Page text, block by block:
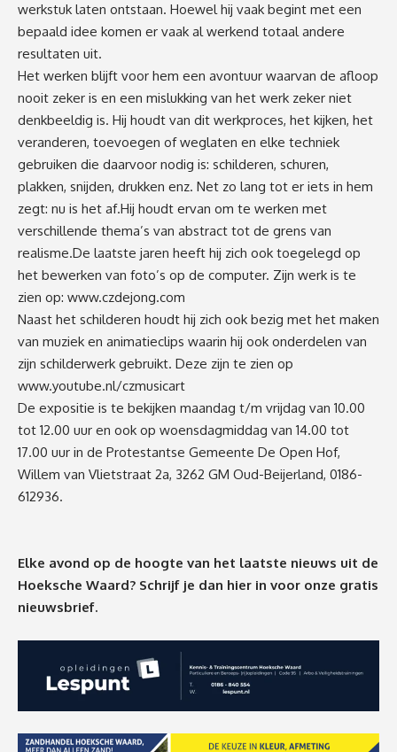
werkstuk laten ontstaan. Hoewel hij vaak begint met een
bepaald idee komen er vaak al werkend totaal andere
resultaten uit.
Het werken blijft voor hem een avontuur waarvan de afloop
nooit zeker is en een mislukking van het werk zeker niet
denkbeeldig is. Hij houdt van dit werkproces, het kijken, het
veranderen, toevoegen of weglaten en elke techniek
gebruiken die daarvoor nodig is: schilderen, schuren,
plakken, snijden, drukken enz. Net zo lang tot er iets in hem
zegt: nu is het af.Hij houdt ervan om te werken met
verschillende thema’s van abstract tot de grens van
realisme.De laatste jaren heeft hij zich ook toegelegd op
het bewerken van foto’s op de computer. Zijn werk is te
zien op: www.czdejong.com
Naast het schilderen houdt hij zich ook bezig met het maken
van muziek en animatieclips waarin hij ook onderdelen van
zijn schilderwerk gebruikt. Deze zijn te zien op
www.youtube.nl/czmusicart
De expositie is te bekijken maandag t/m vrijdag van 10.00
tot 12.00 uur en ook op woensdagmiddag van 14.00 tot
17.00 uur in de Protestantse Gemeente De Open Hof,
Willem van Vlietstraat 2a, 3262 GM Oud-Beijerland, 0186-
612936.
Elke avond op de hoogte van het laatste nieuws uit de
Hoeksche Waard? Schrijf je dan hier in voor onze gratis
nieuwsbrief.